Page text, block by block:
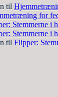
til
for
Stemmerne i
Stemmerne i
til Flipper: